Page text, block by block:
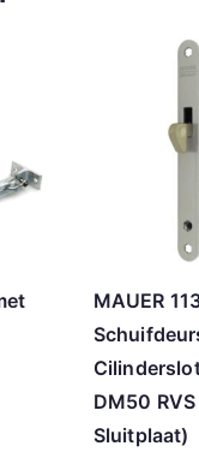
MAUER
DM50
Sluitplaat)